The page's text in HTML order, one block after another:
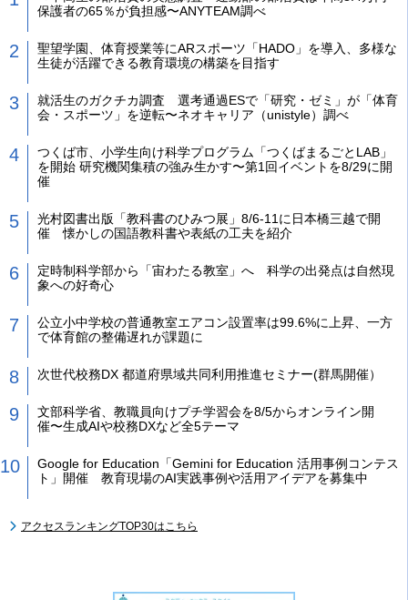
保護者の65％が負担感〜ANYTEAM調べ
聖望学園、体育授業等にARスポーツ「HADO」を導入、多様な
生徒が活躍できる教育環境の構築を目指す
就活生のガクチカ調査 選考通過ESで「研究・ゼミ」が「体育
会・スポーツ」を逆転〜ネオキャリア（unistyle）調べ
つくば市、小学生向け科学プログラム「つくばまるごとLAB」
を開始 研究機関集積の強み生かす〜第1回イベントを8/29に開
催
光村図書出版「教科書のひみつ展」8/6-11に日本橋三越で開
催 懐かしの国語教科書や表紙の工夫を紹介
定時制科学部から「宙わたる教室」へ 科学の出発点は自然現
象への好奇心
公立小中学校の普通教室エアコン設置率は99.6%に上昇、一方
で体育館の整備遅れが課題に
次世代校務DX 都道府県域共同利用推進セミナー(群馬開催）
文部科学省、教職員向けプチ学習会を8/5からオンライン開
催〜生成AIや校務DXなど全5テーマ
Google for Education「Gemini for Education 活用事例コンテス
ト」開催 教育現場のAI実践事例や活用アイデアを募集中
アクセスランキングTOP30はこちら